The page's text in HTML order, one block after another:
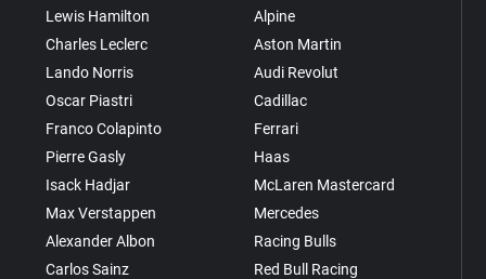
Lewis Hamilton
Charles Leclerc
Lando Norris
Oscar Piastri
Franco Colapinto
Pierre Gasly
Isack Hadjar
Max Verstappen
Alexander Albon
Carlos Sainz
Alpine
Aston Martin
Audi Revolut
Cadillac
Ferrari
Haas
McLaren Mastercard
Mercedes
Racing Bulls
Red Bull Racing